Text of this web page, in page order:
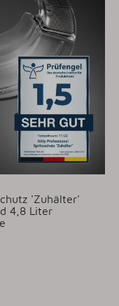
'Zuhälter'
4,8 Liter